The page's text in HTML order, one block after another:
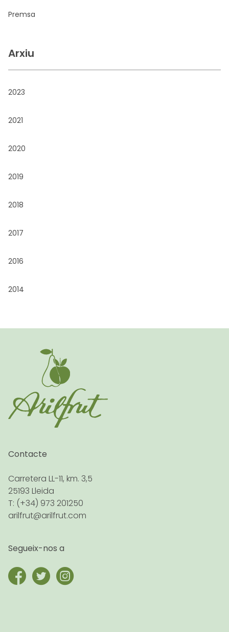
Premsa
Arxiu
2023
2021
2020
2019
2018
2017
2016
2014
Contacte
Carretera LL-11, km. 3,5
25193 Lleida
T: (+34) 973 201250
arilfrut@arilfrut.com
Segueix-nos a